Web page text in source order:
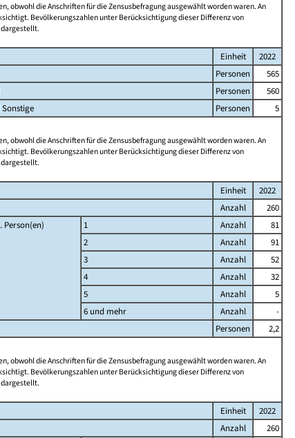
obwohl die Anschriften für die Zensusbefragung ausgewählt worden waren. An
Bevölkerungszahlen unter Berücksichtigung dieser Differenz von
Einheit
2022
Personen
565
Personen
560
Personen
5
obwohl die Anschriften für die Zensusbefragung ausgewählt worden waren. An
Bevölkerungszahlen unter Berücksichtigung dieser Differenz von
Einheit
2022
Anzahl
260
1 Anzahl
81
2
Anzahl
91
3
Anzahl
52
4
Anzahl
32
5
Anzahl
5
6 und mehr
Anzahl
-
Personen
2,2
obwohl die Anschriften für die Zensusbefragung ausgewählt worden waren. An
Bevölkerungszahlen unter Berücksichtigung dieser Differenz von
Einheit
2022
Anzahl
260